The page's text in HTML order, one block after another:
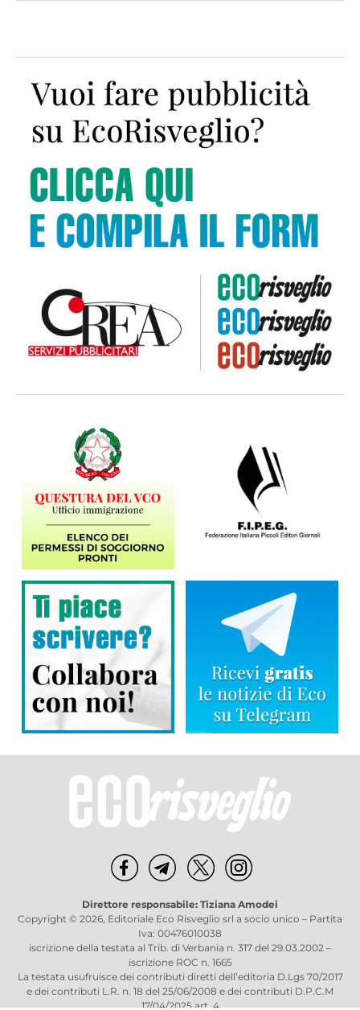
Direttore responsabile: Tiziana Amodei
Copyright © 2026, Editoriale Eco Risveglio srl a socio unico – Partita
Iva: 00476010038
iscrizione della testata al Trib. di Verbania n. 317 del 29.03.2002 –
iscrizione ROC n. 1665
La testata usufruisce dei contributi diretti dell’editoria D.Lgs 70/2017
e dei contributi L.R. n. 18 del 25/06/2008 e dei contributi D.P.C.M
17/04/2025 art. 4